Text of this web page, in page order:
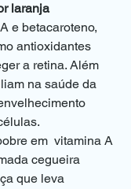
laranja
e betacaroteno,
antioxidantes
a retina. Além
na saúde da
em  vitamina A
cegueira
que leva